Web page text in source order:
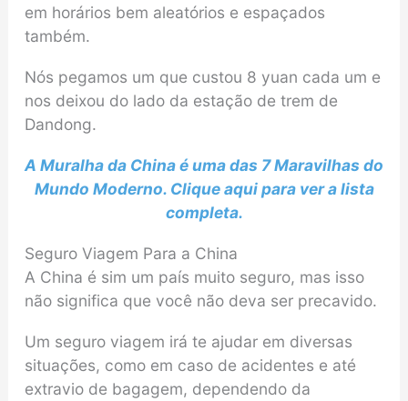
em horários bem aleatórios e espaçados
também.
Nós pegamos um que custou 8 yuan cada um e
nos deixou do lado da estação de trem de
Dandong.
A Muralha da China é uma das 7 Maravilhas do
Mundo Moderno. Clique aqui para ver a lista
completa.
Seguro Viagem Para a China
A China é sim um país muito seguro, mas isso
não significa que você não deva ser precavido.
Um seguro viagem irá te ajudar em diversas
situações, como em caso de acidentes e até
extravio de bagagem, dependendo da